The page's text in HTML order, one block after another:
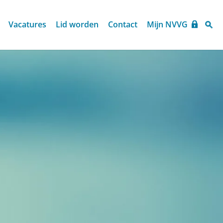
Vacatures Lid worden Contact Mijn NVVG